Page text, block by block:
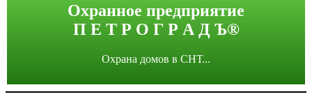
Охранное предприятие
П Е Т Р О Г Р А Д Ъ®
Охрана домов в СНТ...